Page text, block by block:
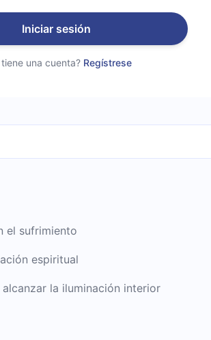
Iniciar sesión
tiene una cuenta? Regístrese
el sufrimiento
espiritual
alcanzar la iluminación interior